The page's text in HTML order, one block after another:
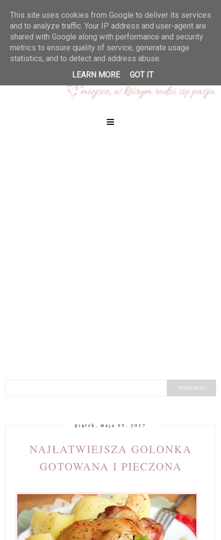
≡
piątek, maja 05, 2017
NAJŁATWIEJSZA GOLONKA
GOTOWANA I PIECZONA
This site uses cookies from Google to deliver its services
and to analyze traffic. Your IP address and user-agent are
shared with Google along with performance and security
metrics to ensure quality of service, generate usage
statistics, and to detect and address abuse.
LEARN MORE
GOT IT